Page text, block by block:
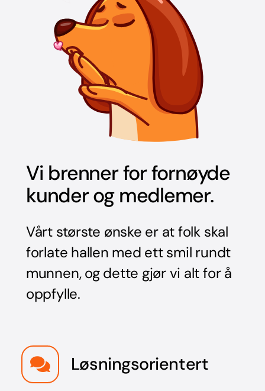
Vi brenner for fornøyde
kunder og medlemer.
Vårt største ønske er at folk skal
forlate hallen med ett smil rundt
munnen, og dette gjør vi alt for å
oppfylle.
Løsningsorientert